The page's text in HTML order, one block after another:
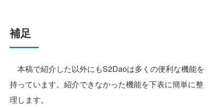
補足
本稿で紹介した以外にもS2Daoは多くの便利な機能を
持っています。紹介できなかった機能を下表に簡単に整
理します。